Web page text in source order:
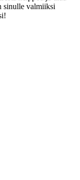
sinulle valmiiksi